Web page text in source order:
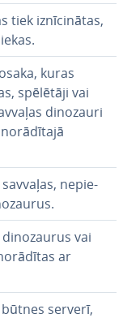
tiek iz­nī­ci­nā­tas,
kuras
spēlētāji vai
dinozauri
ne­pie­
vai
ar
serverī,